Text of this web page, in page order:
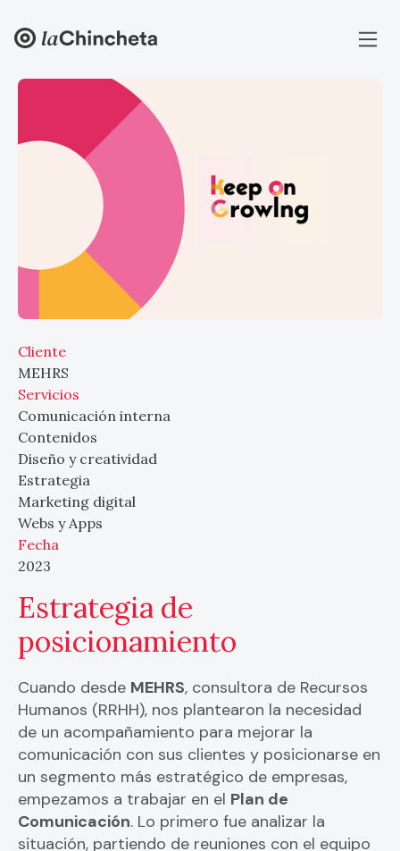
Cliente
MEHRS
Servicios
Comunicación interna
Contenidos
Diseño y creatividad
Estrategia
Marketing digital
Webs y Apps
Fecha
2023
Estrategia de
posicionamiento
Cuando desde MEHRS, consultora de Recursos
Humanos (RRHH), nos plantearon la necesidad
de un acompañamiento para mejorar la
comunicación con sus clientes y posicionarse en
un segmento más estratégico de empresas,
empezamos a trabajar en el Plan de
Comunicación. Lo primero fue analizar la
situación, partiendo de reuniones con el equipo